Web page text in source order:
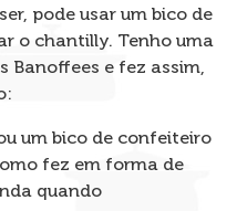
pode usar um bico de
o chantilly. Tenho uma
Banoffees e fez assim,